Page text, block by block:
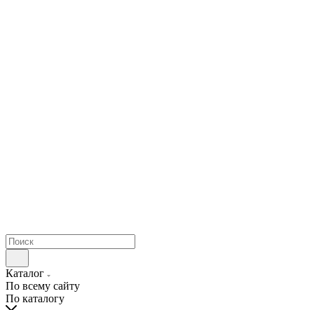
Каталог
По всему сайту
По каталогу